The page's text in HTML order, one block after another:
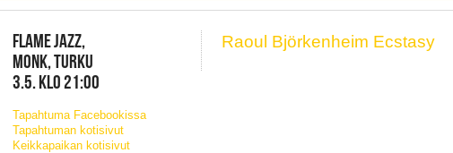
FLAME JAZZ,
MONK, TURKU
3.5. KLO 21:00
Tapahtuma Facebookissa
Tapahtuman kotisivut
Keikkapaikan kotisivut
Raoul Björkenheim Ecstasy